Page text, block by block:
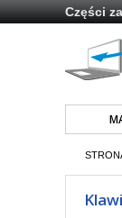
Części